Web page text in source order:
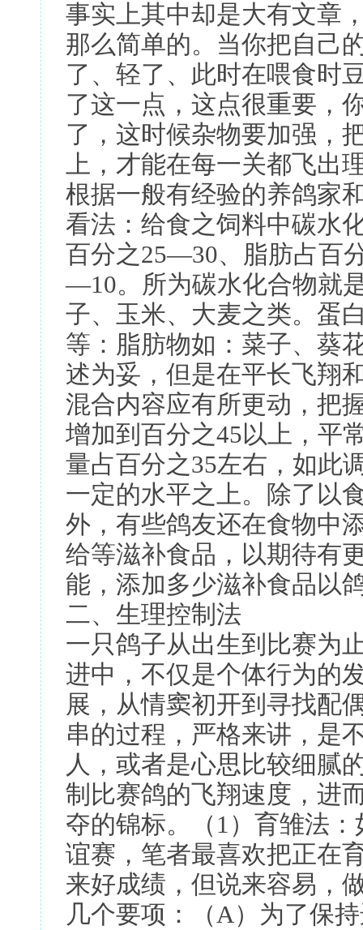
事实上其中却是大有文章
那么简单的。当你把自己
了、轻了、此时在喂食时
了这一点，这点很重要，
了，这时候杂物要加强，
上，才能在每一关都飞出
根据一般有经验的养鸽家
看法：给食之饲料中碳水
百分之25—30、脂肪占百
—10。所为碳水化合物就
子、玉米、大麦之类。蛋
等：脂肪物如：菜子、葵
述为妥，但是在平长飞翔
混合内容应有所更动，把
增加到百分之45以上，平
量占百分之35左右，如此
一定的水平之上。除了以
外，有些鸽友还在食物中
给等滋补食品，以期待有
能，添加多少滋补食品以
二、生理控制法
一只鸽子从出生到比赛为
进中，不仅是个体行为的
展，从情窦初开到寻找配
串的过程，严格来讲，是
人，或者是心思比较细腻
制比赛鸽的飞翔速度，进
夺的锦标。（1）育雏法
谊赛，笔者最喜欢把正在
来好成绩，但说来容易，
几个要项：（A）为了保